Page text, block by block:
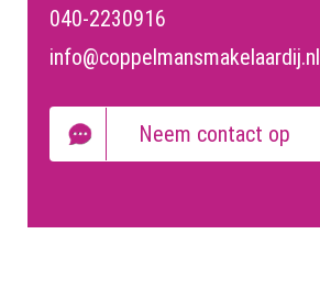
040-2230916
info@coppelmansmakelaardij.nl
Neem contact op